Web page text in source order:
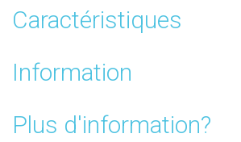
Caractéristiques
Information
Plus d'information?